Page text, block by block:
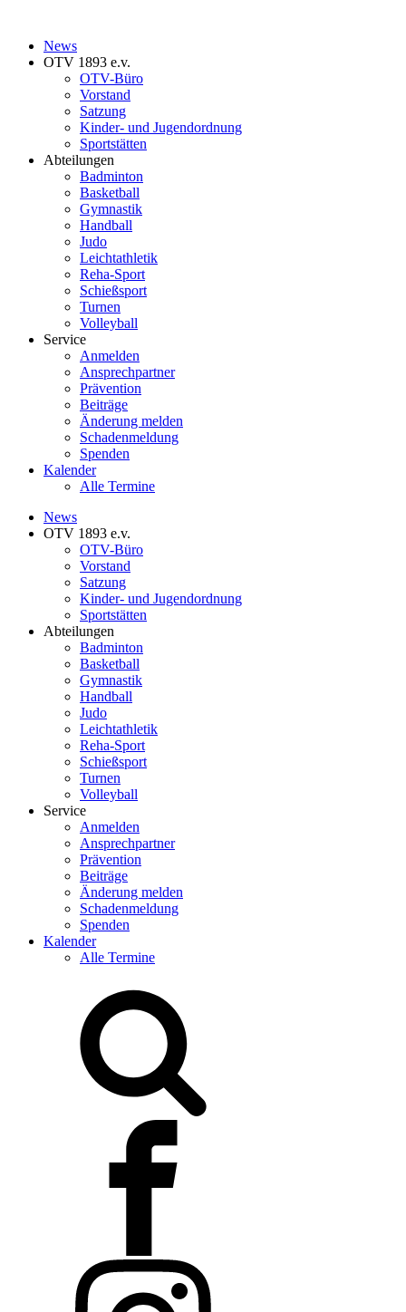
News
OTV 1893 e.v.
OTV-Büro
Vorstand
Satzung
Kinder- und Jugendordnung
Sportstätten
Abteilungen
Badminton
Basketball
Gymnastik
Handball
Judo
Leichtathletik
Reha-Sport
Schießsport
Turnen
Volleyball
Service
Anmelden
Ansprechpartner
Prävention
Beiträge
Änderung melden
Schadenmeldung
Spenden
Kalender
Alle Termine
News
OTV 1893 e.v.
OTV-Büro
Vorstand
Satzung
Kinder- und Jugendordnung
Sportstätten
Abteilungen
Badminton
Basketball
Gymnastik
Handball
Judo
Leichtathletik
Reha-Sport
Schießsport
Turnen
Volleyball
Service
Anmelden
Ansprechpartner
Prävention
Beiträge
Änderung melden
Schadenmeldung
Spenden
Kalender
Alle Termine